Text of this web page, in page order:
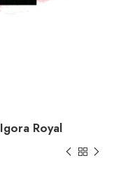
Igora Royal